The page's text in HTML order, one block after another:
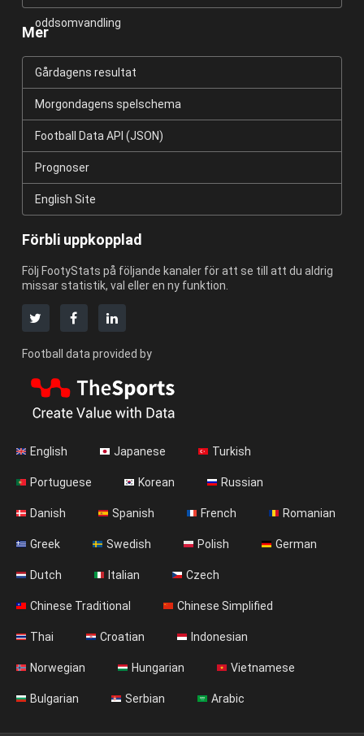
oddsomvandling
Mer
Gårdagens resultat
Morgondagens spelschema
Football Data API (JSON)
Prognoser
English Site
Förbli uppkopplad
Följ FootyStats på följande kanaler för att se till att du aldrig
missar statistik, val eller en ny funktion.
Football data provided by
English Japanese Turkish
Portuguese Korean Russian
Danish Spanish French Romanian
Greek Swedish Polish German
Dutch Italian Czech
Chinese Traditional Chinese Simplified
Thai Croatian Indonesian
Norwegian Hungarian Vietnamese
Bulgarian Serbian Arabic